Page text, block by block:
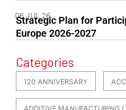
06 JUL 26
Strategic Plan for
Europe 2026-2027
Categories
120 ANNIVERSARY
ADDITIVE MANUFACTURING